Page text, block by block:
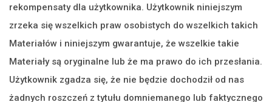
rekompensaty dla użytkownika. Użytkownik niniejszym
zrzeka się wszelkich praw osobistych do wszelkich takich
Materiałów i niniejszym gwarantuje, że wszelkie takie
Materiały są oryginalne lub że ma prawo do ich przesłania.
Użytkownik zgadza się, że nie będzie dochodził od nas
żadnych roszczeń z tytułu domniemanego lub faktycznego